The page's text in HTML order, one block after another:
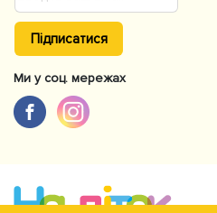
Підписатися
Ми у соц. мережах